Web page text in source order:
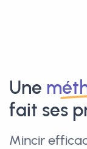
Une
fait ses
Mincir